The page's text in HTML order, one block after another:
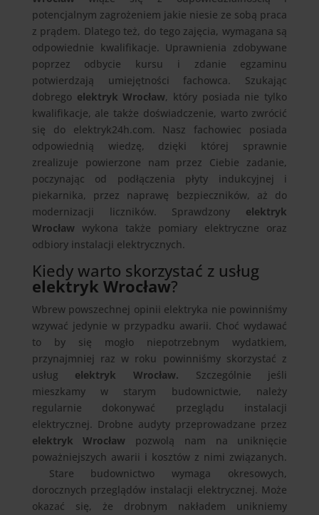
potencjalnym zagrożeniem jakie niesie ze sobą praca
z prądem. Dlatego też, do tego zajęcia, wymagana są
odpowiednie kwalifikacje. Uprawnienia zdobywane
poprzez odbycie kursu i zdanie egzaminu
potwierdzają umiejętności fachowca. Szukając
dobrego elektryk Wrocław, który posiada nie tylko
kwalifikacje, ale także doświadczenie, warto zwrócić
się do elektryk24h.com. Nasz fachowiec posiada
odpowiednią wiedzę, dzięki której sprawnie
zrealizuje powierzone nam przez Ciebie zadanie,
poczynając od podłączenia płyty indukcyjnej i
piekarnika, przez naprawę bezpieczników, aż do
modernizacji liczników. Sprawdzony elektryk
Wrocław wykona także pomiary elektryczne oraz
odbiory instalacji elektrycznych.
Kiedy warto skorzystać z usług
elektryk Wrocław?
Wbrew powszechnej opinii elektryka nie powinniśmy
wzywać jedynie w przypadku awarii. Choć wydawać
to by się mogło niepotrzebnym wydatkiem,
przynajmniej raz w roku powinniśmy skorzystać z
usług elektryk Wrocław. Szczególnie jeśli
mieszkamy w starym budownictwie, należy
regularnie dokonywać przeglądu instalacji
elektrycznej. Drobne audyty przeprowadzane przez
elektryk Wrocław pozwolą nam na uniknięcie
poważniejszych awarii i kosztów z nimi związanych.
Stare budownictwo wymaga okresowych,
dorocznych przeglądów instalacji elektrycznej. Może
okazać się, że drobnym nakładem unikniemy